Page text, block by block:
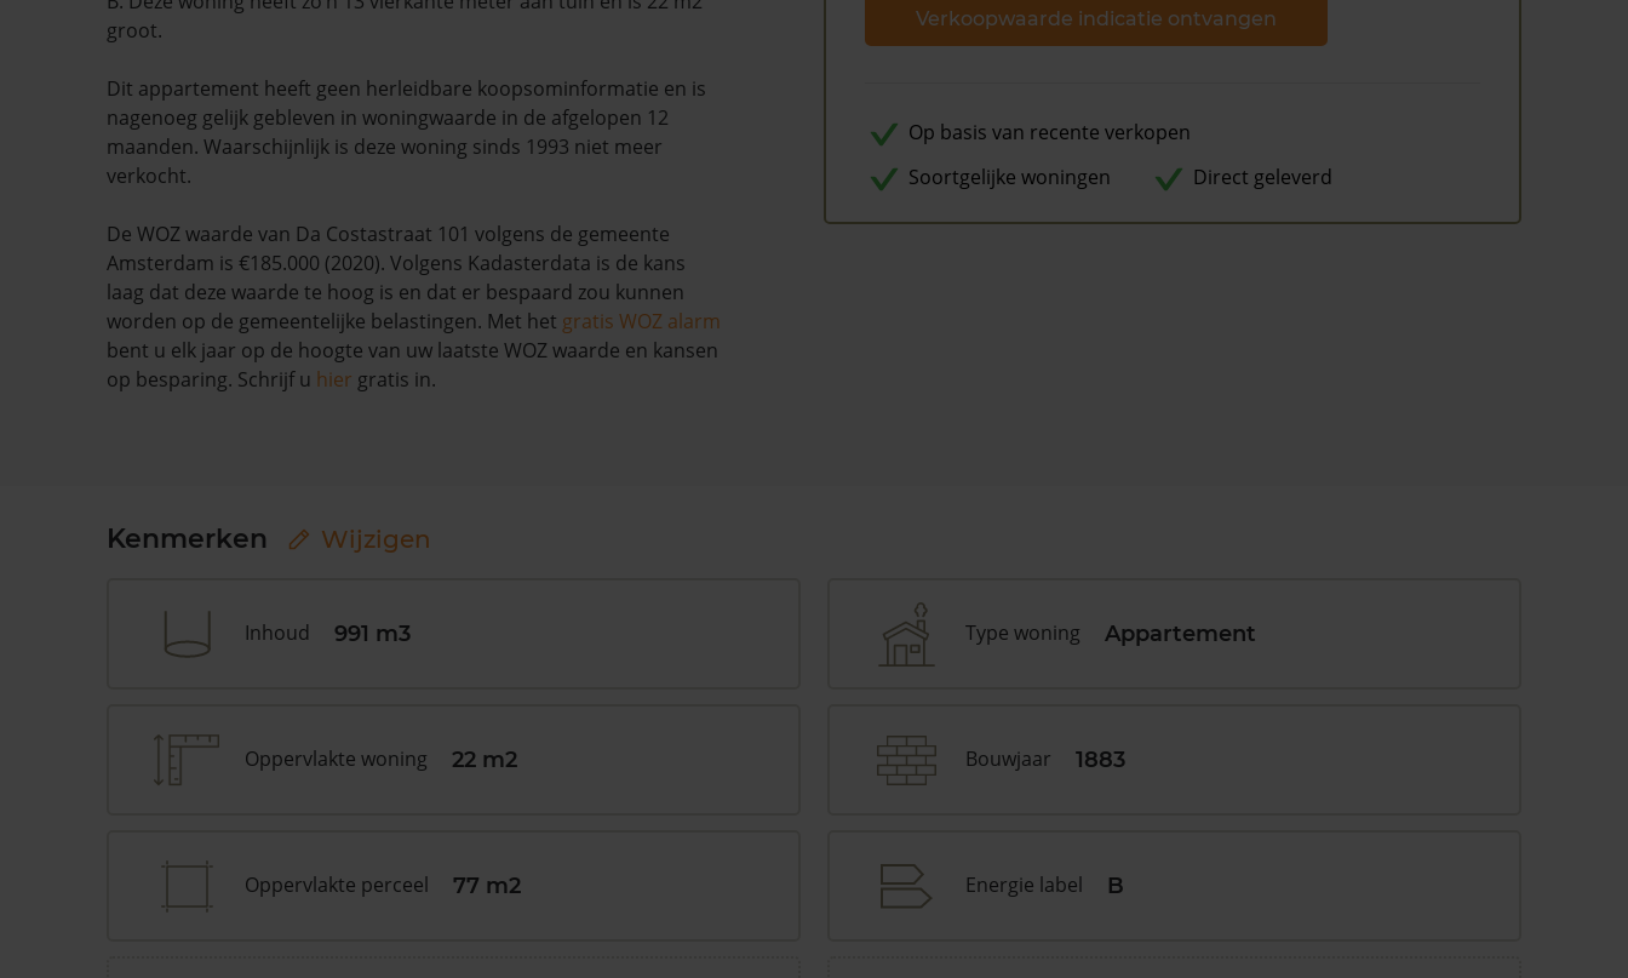
groot.
Dit appartement heeft geen herleidbare koopsominformatie en is
nagenoeg gelijk gebleven in woningwaarde in de afgelopen 12
maanden. Waarschijnlijk is deze woning sinds 1993 niet meer
verkocht.
De WOZ waarde van Da Costastraat 101 volgens de gemeente
Amsterdam is €185.000 (2020). Volgens Kadasterdata is de kans
laag dat deze waarde te hoog is en dat er bespaard zou kunnen
worden op de gemeentelijke belastingen. Met het gratis WOZ alarm
bent u elk jaar op de hoogte van uw laatste WOZ waarde en kansen
op besparing. Schrijf u hier gratis in.
Verkoopwaarde indicatie ontvangen
Op basis van recente verkopen
Soortgelijke woningen
Direct geleverd
Kenmerken Wijzigen
Inhoud 991 m3 Type woning Appartement
Oppervlakte woning 22 m2 Bouwjaar 1883
Oppervlakte perceel 77 m2 Energie label B